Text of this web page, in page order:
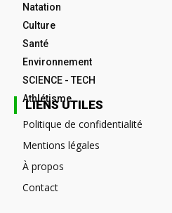
Natation
Culture
Santé
Environnement
SCIENCE - TECH
Athlétisme
LIENS UTILES
Politique de confidentialité
Mentions légales
À propos
Contact